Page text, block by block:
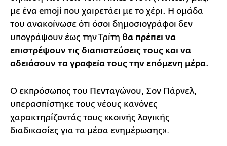
με ένα emoji που χαιρετάει με το χέρι. Η ομάδα
του ανακοίνωσε ότι όσοι δημοσιογράφοι δεν
υπογράψουν έως την Τρίτη θα πρέπει να
επιστρέψουν τις διαπιστεύσεις τους και να
αδειάσουν τα γραφεία τους την επόμενη μέρα.
Ο εκπρόσωπος του Πενταγώνου, Σον Πάρνελ,
υπερασπίστηκε τους νέους κανόνες
χαρακτηρίζοντάς τους «κοινής λογικής
διαδικασίες για τα μέσα ενημέρωσης».